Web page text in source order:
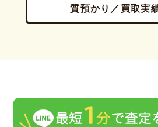
質預かり／買取実